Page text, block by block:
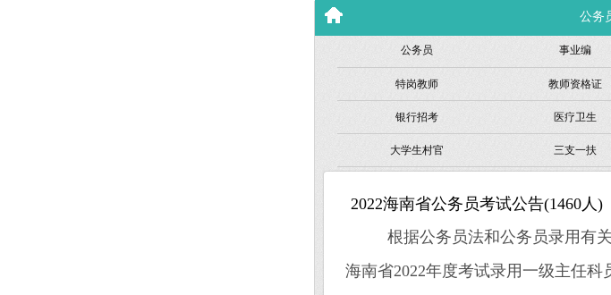
公务
公务员 事业编
特岗教师 教师资格证
银行招考 医疗卫生
大学生村官 三支一扶
2022海南省公务员考试公告(1460人)
根据公务员法和公务员录用有
海南省2022年度考试录用一级主任